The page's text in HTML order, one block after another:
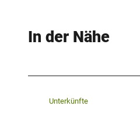
In der Nähe
Unterkünfte